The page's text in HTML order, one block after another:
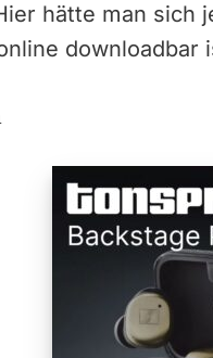
hätte man sich
downloadbar